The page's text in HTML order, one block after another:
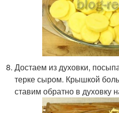
Достаем из духовки,
терке сыром. Крышкой
ставим обратно в духовку